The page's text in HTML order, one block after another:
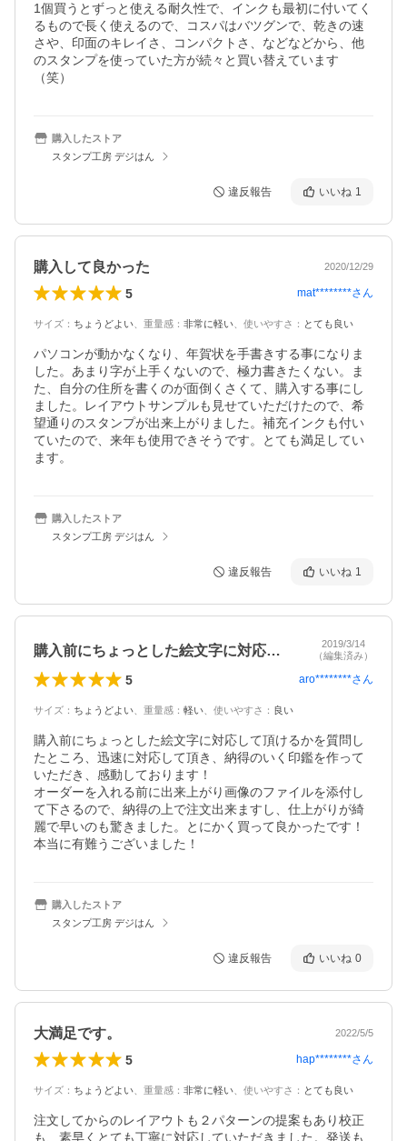
1個買うとずっと使える耐久性で、インクも最初に付いてく
るもので長く使えるので、コスパはバツグンで、乾きの速
さや、印面のキレイさ、コンパクトさ、などなどから、他
のスタンプを使っていた方が続々と買い替えています
（笑）
購入したストア
スタンプ工房 デジはん
違反報告 いいね 1
購入して良かった 2020/12/29
5 mat********さん
サイズ ： ちょうどよい 重量感 ： 非常に軽い 使いやすさ ： とても良い
パソコンが動かなくなり、年賀状を手書きする事になりま
した。あまり字が上手くないので、極力書きたくない。ま
た、自分の住所を書くのが面倒くさくて、購入する事にし
ました。レイアウトサンプルも見せていただけたので、希
望通りのスタンプが出来上がりました。補充インクも付い
ていたので、来年も使用できそうです。とても満足してい
ます。
購入したストア
スタンプ工房 デジはん
違反報告 いいね 1
購入前にちょっとした絵文字に対応して頂…
2019/3/14
（編集済み）
5 aro********さん
サイズ ： ちょうどよい 重量感 ： 軽い 使いやすさ ： 良い
購入前にちょっとした絵文字に対応して頂けるかを質問し
たところ、迅速に対応して頂き、納得のいく印鑑を作って
いただき、感動しております！
オーダーを入れる前に出来上がり画像のファイルを添付し
て下さるので、納得の上で注文出来ますし、仕上がりが綺
麗で早いのも驚きました。とにかく買って良かったです！
本当に有難うございました！
購入したストア
スタンプ工房 デジはん
違反報告 いいね 0
大満足です。 2022/5/5
5 hap********さん
サイズ ： ちょうどよい 重量感 ： 非常に軽い 使いやすさ ： とても良い
注文してからのレイアウトも２パターンの提案もあり校正
も、素早くとても丁寧に対応していただきました。発送も